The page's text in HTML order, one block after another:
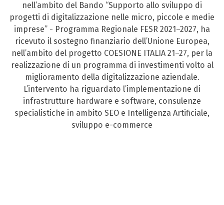
nell’ambito del Bando “Supporto allo sviluppo di
progetti di digitalizzazione nelle micro, piccole e medie
imprese” - Programma Regionale FESR 2021–2027, ha
ricevuto il sostegno finanziario dell’Unione Europea,
nell’ambito del progetto COESIONE ITALIA 21–27, per la
realizzazione di un programma di investimenti volto al
miglioramento della digitalizzazione aziendale.
L’intervento ha riguardato l’implementazione di
infrastrutture hardware e software, consulenze
specialistiche in ambito SEO e Intelligenza Artificiale,
sviluppo e-commerce